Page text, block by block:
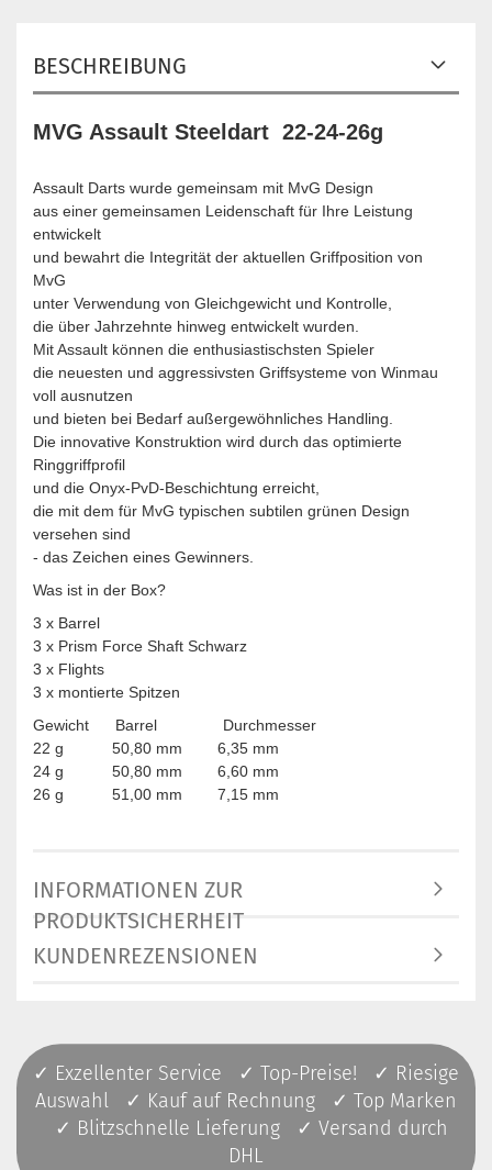
BESCHREIBUNG
MVG Assault Steeldart 22-24-26g
Assault Darts wurde gemeinsam mit MvG Design
aus einer gemeinsamen Leidenschaft für Ihre Leistung
entwickelt
und bewahrt die Integrität der aktuellen Griffposition von
MvG
unter Verwendung von Gleichgewicht und Kontrolle,
die über Jahrzehnte hinweg entwickelt wurden.
Mit Assault können die enthusiastischsten Spieler
die neuesten und aggressivsten Griffsysteme von Winmau
voll ausnutzen
und bieten bei Bedarf außergewöhnliches Handling.
Die innovative Konstruktion wird durch das optimierte
Ringgriffprofil
und die Onyx-PvD-Beschichtung erreicht,
die mit dem für MvG typischen subtilen grünen Design
versehen sind
- das Zeichen eines Gewinners.
Was ist in der Box?
3 x Barrel
3 x Prism Force Shaft Schwarz
3 x Flights
3 x montierte Spitzen
Gewicht Barrel Durchmesser
22 g 50,80 mm 6,35 mm
24 g 50,80 mm 6,60 mm
26 g 51,00 mm 7,15 mm
INFORMATIONEN ZUR
PRODUKTSICHERHEIT
KUNDENREZENSIONEN
✓ Exzellenter Service ✓ Top-Preise! ✓ Riesige
Auswahl ✓ Kauf auf Rechnung ✓ Top Marken
✓ Blitzschnelle Lieferung ✓ Versand durch
DHL